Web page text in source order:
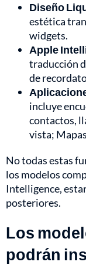
Diseño
estética
widgets.
Apple
traducción
de
incluye
contactos,
vista;
No todas estas
los modelos
Intelligence,
posteriores.
Los
podrán